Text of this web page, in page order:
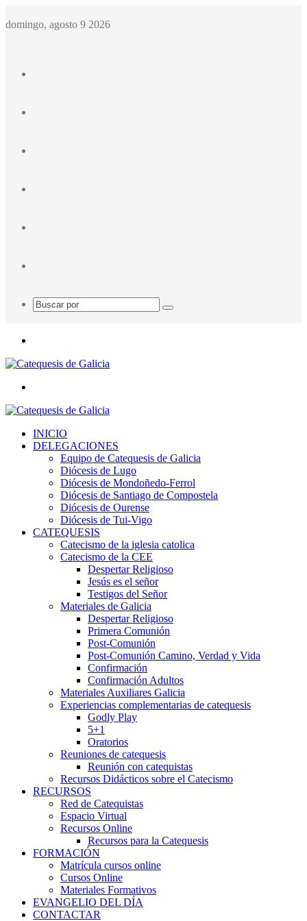
domingo, agosto 9 2026
azar
lateral
Buscar
INICIO
DELEGACIONES
Equipo de Catequesis de Galicia
Diócesis de Lugo
Diócesis de Mondoñedo-Ferrol
Diócesis de Santiago de Compostela
Diócesis de Ourense
Diócesis de Tui-Vigo
CATEQUESIS
Catecismo de la iglesia catolica
Catecismo de la CEE
Despertar Religioso
Jesús es el señor
Testigos del Señor
Materiales de Galicia
Despertar Religioso
Primera Comunión
Post-Comunión
Post-Comunión Camino, Verdad y Vida
Confirmación
Confirmación Adultos
Materiales Auxiliares Galicia
Experiencias complementarias de catequesis
Godly Play
5+1
Oratorios
Reuniones de catequesis
Reunión con catequistas
Recursos Didácticos sobre el Catecismo
RECURSOS
Red de Catequistas
Espacio Virtual
Recursos Online
Recursos para la Catequesis
FORMACIÓN
Matrícula cursos online
Cursos Online
Materiales Formativos
EVANGELIO DEL DÍA
CONTACTAR